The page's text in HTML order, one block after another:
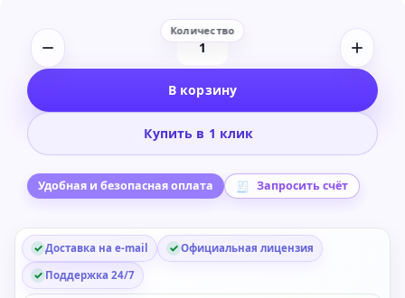
Количество
Native
24K
Virtual
Plug-
in
В корзину
Купить в 1 клик
Удобная и безопасная оплата Запросить счёт
Доставка на e-mail
Официальная лицензия
Поддержка 24/7